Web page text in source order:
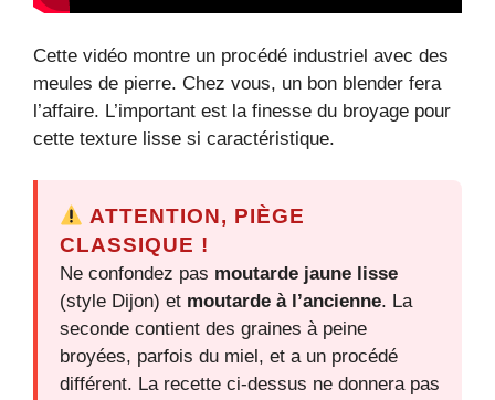
Cette vidéo montre un procédé industriel avec des
meules de pierre. Chez vous, un bon blender fera
l’affaire. L’important est la finesse du broyage pour
cette texture lisse si caractéristique.
ATTENTION, PIÈGE
CLASSIQUE !
Ne confondez pas moutarde jaune lisse
(style Dijon) et moutarde à l’ancienne. La
seconde contient des graines à peine
broyées, parfois du miel, et a un procédé
différent. La recette ci-dessus ne donnera pas